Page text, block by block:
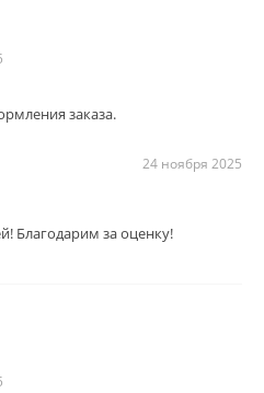
заказа.
24 ноября 2025
Благодарим за оценку!